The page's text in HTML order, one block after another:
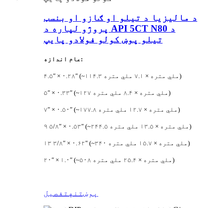
د مالیزیا د تیلو او ګازو او بنسټ
پروژو لپاره د API 5CT N80 د
تیلو پوښ کولو فولادو پایپ
عام اندازه:
۴.۵″ × ۰.۲۸″ (~۱۱۴.۳ ملي متره × ۷.۱ ملي متره)
۵″ × ۰.۳۳″ (~۱۲۷ ملي متره × ۸.۴ ملي متره)
۷″ × ۰.۵۰″ (~۱۷۷.۸ ملي متره × ۱۲.۷ ملي متره)
۹ ۵/۸″ × ۰.۵۳″ (~۲۴۴.۵ ملي متره × ۱۳.۵ ملي متره)
۱۳ ۳/۸″ × ۰.۶۲″ (~۳۴۰ ملي متره × ۱۵.۷ ملي متره)
۲۰″ × ۱.۰″ (~۵۰۸ ملي متره × ۲۵.۴ ملي متره)
پوښتنه تفصیل